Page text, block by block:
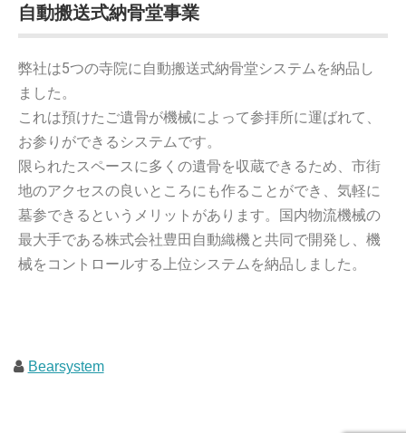
自動搬送式納骨堂事業
弊社は5つの寺院に自動搬送式納骨堂システムを納品し
ました。
これは預けたご遺骨が機械によって参拝所に運ばれて、
お参りができるシステムです。
限られたスペースに多くの遺骨を収蔵できるため、市街
地のアクセスの良いところにも作ることができ、気軽に
墓参できるというメリットがあります。国内物流機械の
最大手である株式会社豊田自動織機と共同で開発し、機
械をコントロールする上位システムを納品しました。
Bearsystem